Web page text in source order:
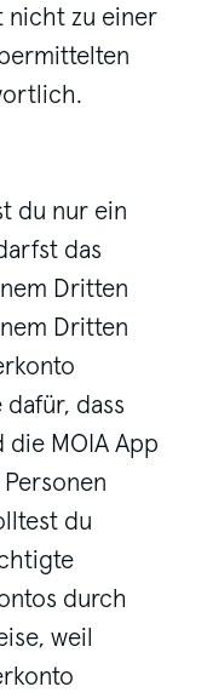
nicht zu einer
du nur ein
das
Dritten
Dritten
dass
MOIA App
du
durch
weil